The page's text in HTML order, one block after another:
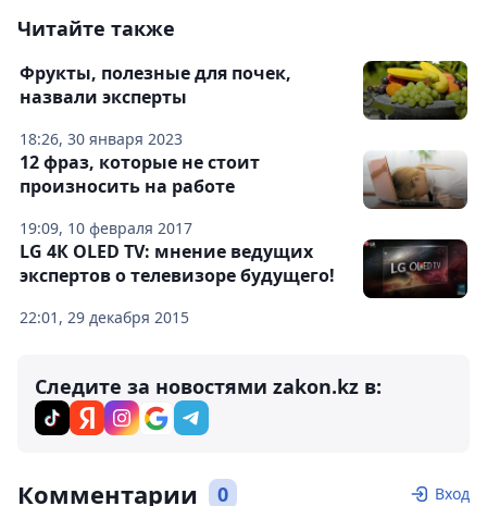
Читайте также
18:26, 30 января 2023
Фрукты, полезные для почек,
назвали эксперты
19:09, 10 февраля 2017
12 фраз, которые не стоит
произносить на работе
22:01, 29 декабря 2015
LG 4К OLED TV: мнение ведущих
экспертов о телевизоре будущего!
Следите за новостями zakon.kz в:
Комментарии 0 Вход